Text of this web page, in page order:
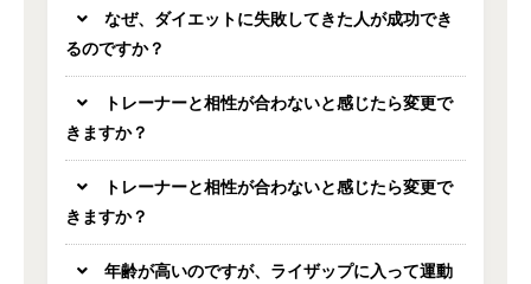
なぜ、ダイエットに失敗してきた人が成功でき
るのですか？
トレーナーと相性が合わないと感じたら変更で
きますか？
トレーナーと相性が合わないと感じたら変更で
きますか？
年齢が高いのですが、ライザップに入って運動